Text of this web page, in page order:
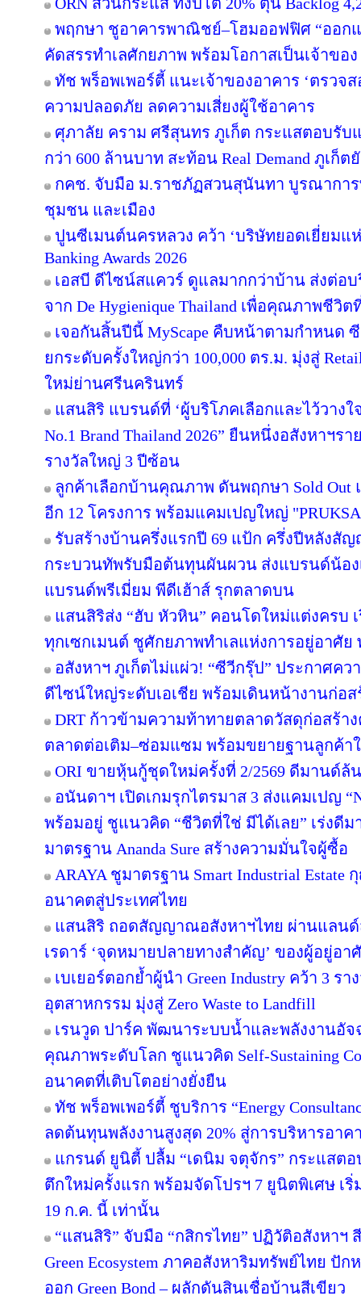
พฤกษา ชูอาคารพาณิชย์–โฮมออฟฟิศ “ออก
คัดสรรทำเลศักยภาพ พร้อมโอกาสเป็นเจ้าของ
ทัช พร็อพเพอร์ตี้ แนะเจ้าของอาคาร ‘ตรวจ
ความปลอดภัย ลดความเสี่ยงผู้ใช้อาคาร
ศุภาลัย คราม ศรีสุนทร ภูเก็ต กระแสตอบรับ
กว่า 600 ล้านบาท สะท้อน Real Demand ภูเก็ต
กคช. จับมือ ม.ราชภัฏสวนสุนันทา บูรณากา
ชุมชน และเมือง
ปูนซีเมนต์นครหลวง คว้า ‘บริษัทยอดเยี่ยมแห่
Banking Awards 2026
เอสบี ดีไซน์สแควร์ ดูแลมากกว่าบ้าน ส่งต่อ
จาก De Hygienique Thailand เพื่อคุณภาพชี
เจอกันสิ้นปีนี้ MyScape คืบหน้าตามกำหนด
ยกระดับครั้งใหญ่กว่า 100,000 ตร.ม. มุ่งสู่
ใหม่ย่านศรีนครินทร์
แสนสิริ แบรนด์ที่ ‘ผู้บริโภคเลือกและไว้วางใ
No.1 Brand Thailand 2026” ยืนหนึ่งอสังหาฯร
รางวัลใหญ่ 3 ปีซ้อน
ลูกค้าเลือกบ้านคุณภาพ ดันพฤกษา Sold Out
อีก 12 โครงการ พร้อมแคมเปญใหญ่ "PRUKSA
รับสร้างบ้านครึ่งแรกปี 69 แป้ก ครึ่งปีหลัง
กระบวนทัพรับมือต้นทุนผันผวน ส่งแบรนด์น้อง
แบรนด์พรีเมี่ยม พีดีเฮ้าส์ รุกตลาดบน
แสนสิริส่ง “ฮับ หัวหิน” คอนโดใหม่แต่งครบ
ทุกเซกเมนต์ ชูศักยภาพทำเลแห่งการอยู่อาศั
อสังหาฯ ภูเก็ตไม่แผ่ว! “ซีวีกรุ๊ป” ประกาศคว
ดีไซน์ใหญ่ระดับเอเชีย พร้อมเดินหน้างานก่อส
DRT ก้าวข้ามความท้าทายตลาดวัสดุก่อสร้า
ตลาดต่อเติม–ซ่อมแซม พร้อมขยายฐานลูกค้
ORI ขายหุ้นกู้ชุดใหม่ครั้งที่ 2/2569 ดีมานด์ล้
อนันดาฯ เปิดเกมรุกไตรมาส 3 ส่งแคมเปญ
พร้อมอยู่ ชูแนวคิด “ชีวิตที่ใช่ มีได้เลย” เร่งดี
มาตรฐาน Ananda Sure สร้างความมั่นใจผู้ซื้อ
ARAYA ชูมาตรฐาน Smart Industrial
อนาคตสู่ประเทศไทย
แสนสิริ ถอดสัญญาณอสังหาฯไทย ผ่านแลนด์
เรดาร์ ‘จุดหมายปลายทางสำคัญ’ ของผู้อยู่อ
เบเยอร์ตอกย้ำผู้นำ Green Industry คว้า 3 ร
อุตสาหกรรม มุ่งสู่ Zero Waste to Landfill
เรนวูด ปาร์ค พัฒนาระบบน้ำและพลังงานอั
คุณภาพระดับโลก ชูแนวคิด Self-Sustaining
อนาคตที่เติบโตอย่างยั่งยืน
ทัช พร็อพเพอร์ตี้ ชูบริการ “Energy
ลดต้นทุนพลังงานสูงสุด 20% สู่การบริหารอาค
แกรนด์ ยูนิตี้ ปลื้ม “เดนิม จตุจักร” กระแสตอ
ตึกใหม่ครั้งแรก พร้อมจัดโปรฯ 7 ยูนิตพิเศษ เริ่
19 ก.ค. นี้ เท่านั้น
“แสนสิริ” จับมือ “กสิกรไทย” ปฏิวัติอสังหาฯ
Green Ecosystem ภาคอสังหาริมทรัพย์ไทย ปัก
ออก Green Bond – ผลักดันสินเชื่อบ้านสีเขียว